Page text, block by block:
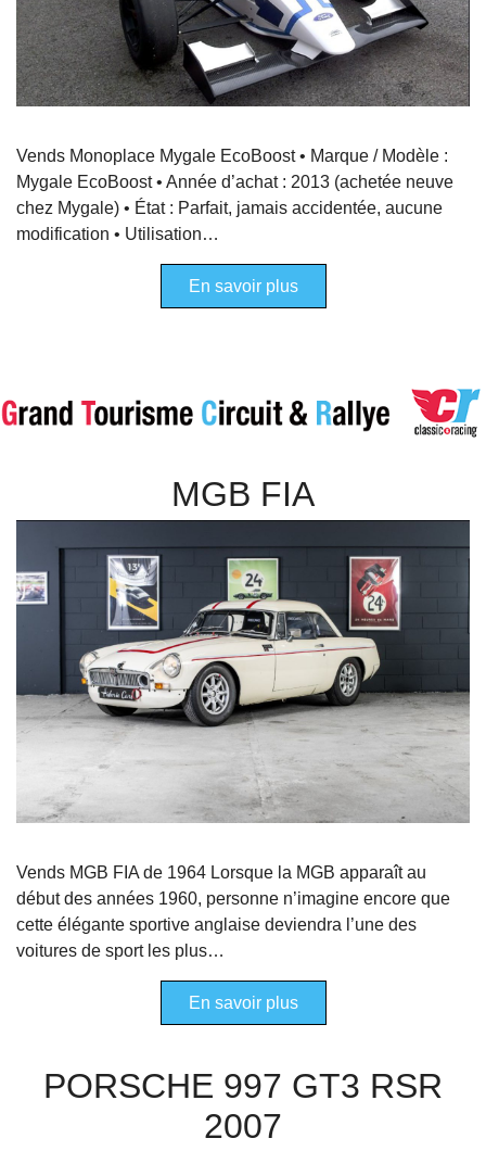
Vends Monoplace Mygale EcoBoost • Marque / Modèle :
Mygale EcoBoost • Année d’achat : 2013 (achetée neuve
chez Mygale) • État : Parfait, jamais accidentée, aucune
modification • Utilisation…
En savoir plus
MGB FIA
Vends MGB FIA de 1964 Lorsque la MGB apparaît au
début des années 1960, personne n’imagine encore que
cette élégante sportive anglaise deviendra l’une des
voitures de sport les plus…
En savoir plus
PORSCHE 997 GT3 RSR
2007